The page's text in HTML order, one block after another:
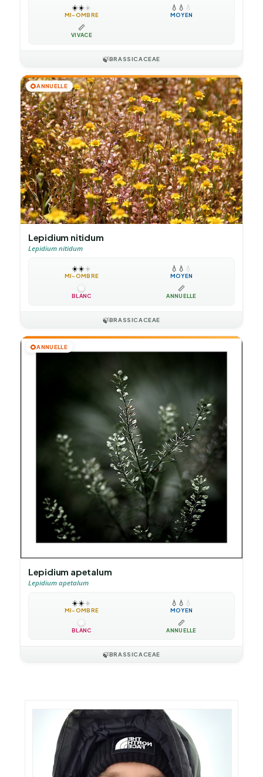
☀️☀️☀️
MI-OMBRE
💧 💧 💧
MOYEN
📏
VIVACE
🍃BRASSICACEAE
🌻ANNUELLE
Lepidium nitidum
Lepidium nitidum
☀️☀️☀️
MI-OMBRE
💧 💧 💧
MOYEN
BLANC
📏
ANNUELLE
🍃BRASSICACEAE
🌻ANNUELLE
Lepidium apetalum
Lepidium apetalum
☀️☀️☀️
MI-OMBRE
💧 💧 💧
MOYEN
BLANC
📏
ANNUELLE
🍃BRASSICACEAE